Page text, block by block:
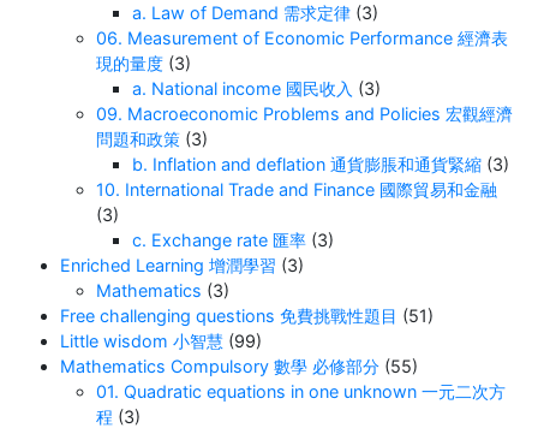
a. Law of Demand 需求定律 (3)
06. Measurement of Economic Performance 經濟表
現的量度 (3)
a. National income 國民收入 (3)
09. Macroeconomic Problems and Policies 宏觀經濟
問題和政策 (3)
b. Inflation and deflation 通貨膨脹和通貨緊縮 (3)
10. International Trade and Finance 國際貿易和金融
(3)
c. Exchange rate 匯率 (3)
Enriched Learning 增潤學習 (3)
Mathematics (3)
Free challenging questions 免費挑戰性題目 (51)
Little wisdom 小智慧 (99)
Mathematics Compulsory 數學 必修部分 (55)
01. Quadratic equations in one unknown 一元二次方
程 (3)